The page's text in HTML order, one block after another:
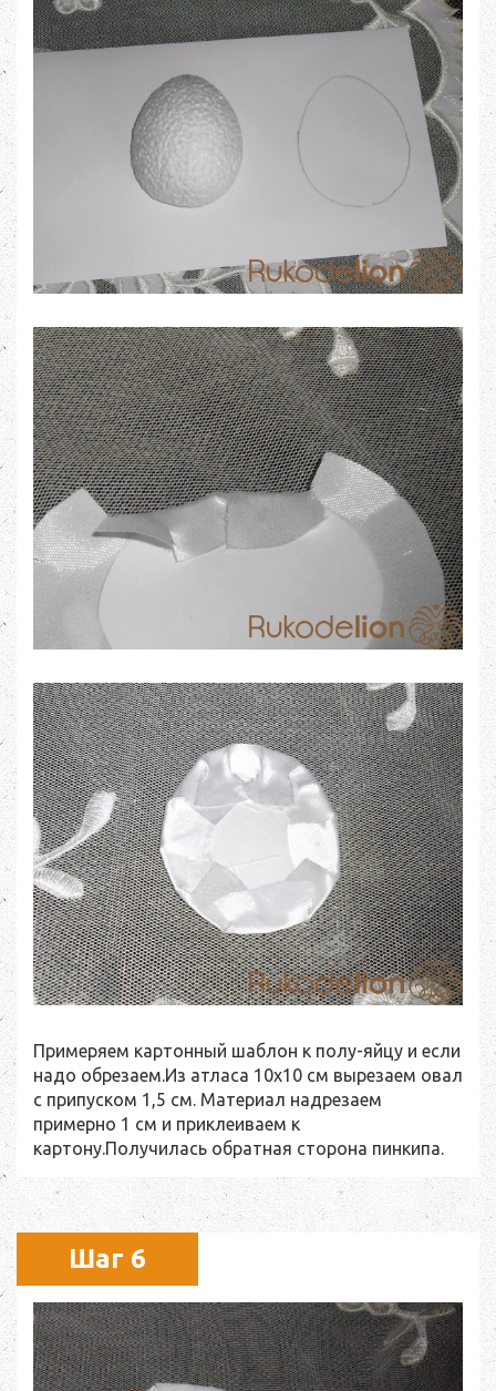
Примеряем картонный шаблон к полу-яйцу и если
надо обрезаем.Из атласа 10x10 см вырезаем овал
с припуском 1,5 см. Материал надрезаем
примерно 1 см и приклеиваем к
картону.Получилась обратная сторона пинкипа.
Шаг 6